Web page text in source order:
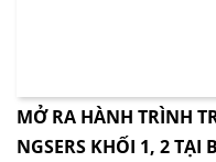
MỞ RA HÀNH TRÌNH
NGSERS KHỐI 1, 2 TẠI